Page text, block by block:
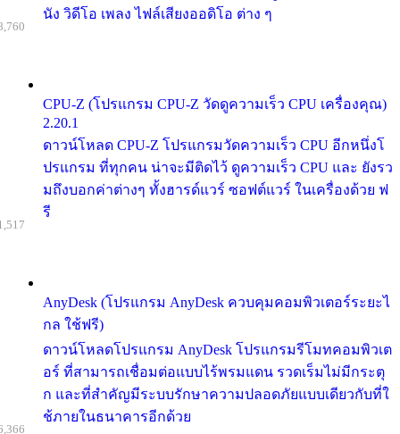
นัง วิดีโอ เพลง ไฟล์เสียงออดิโอ ต่าง ๆ
CPU-Z (โปรแกรม CPU-Z วัดดูความเร็ว CPU เครื่องคุณ)
2.20.1
ดาวน์โหลด CPU-Z โปรแกรมวัดความเร็ว CPU อีกหนึ่งโ
ปรแกรม ที่ทุกคน น่าจะมีติดไว้ ดูความเร็ว CPU และ ยังรว
มถึงบอกค่าต่างๆ ทั้งฮารด์แวร์ ซอฟต์แวร์ ในเครื่องด้วย ฟ
รี
AnyDesk (โปรแกรม AnyDesk ควบคุมคอมพิวเตอร์ระยะไ
กล ใช้ฟรี)
ดาวน์โหลดโปรแกรม AnyDesk โปรแกรมรีโมทคอมพิวเต
อร์ ที่สามารถเชื่อมต่อแบบไร้พรมแดน รวดเร็มไม่มีกระตุ
ก และที่สำคัญมีระบบรักษาความปลอดภัยแบบเดียวกับที่ใ
ช้ภายในธนาคารอีกด้วย